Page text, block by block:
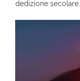
dedizione secolare.